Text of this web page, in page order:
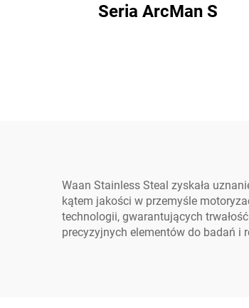
Seria ArcMan S
Waan Stainless Steal zyskała
kątem jakości w przemyśle
technologii, gwarantujących
precyzyjnych elementów do badań i